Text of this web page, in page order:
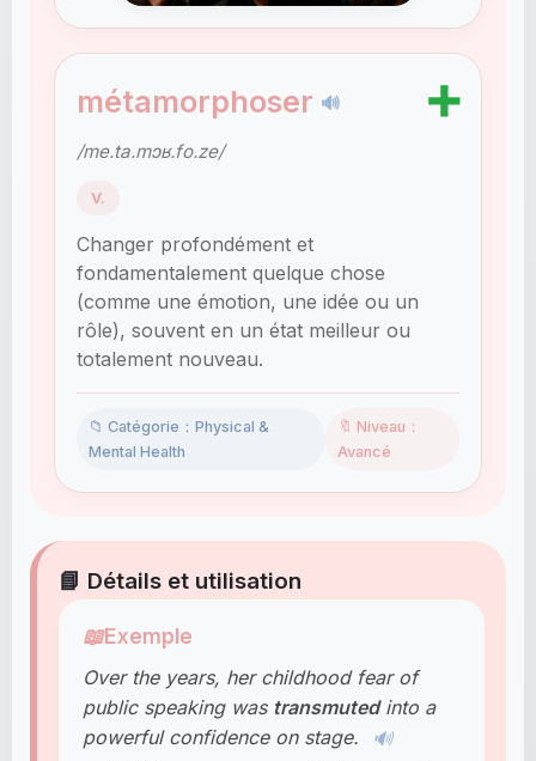
métamorphoser 🔊 ➕
/me.ta.mɔʁ.fo.ze/
V.
Changer profondément et
fondamentalement quelque chose
(comme une émotion, une idée ou un
rôle), souvent en un état meilleur ou
totalement nouveau.
📁 Catégorie：Physical &
Mental Health
🔖 Niveau：
Avancé
📘 Détails et utilisation
📖Exemple
Over the years, her childhood fear of
public speaking was transmutedinto a
powerful confidence on stage.
🔊